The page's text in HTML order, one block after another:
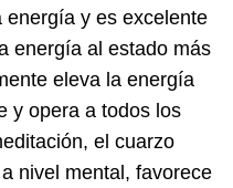
energía y es excelente
energía al estado más
eleva la energía
y opera a todos los
el cuarzo
nivel mental, favorece